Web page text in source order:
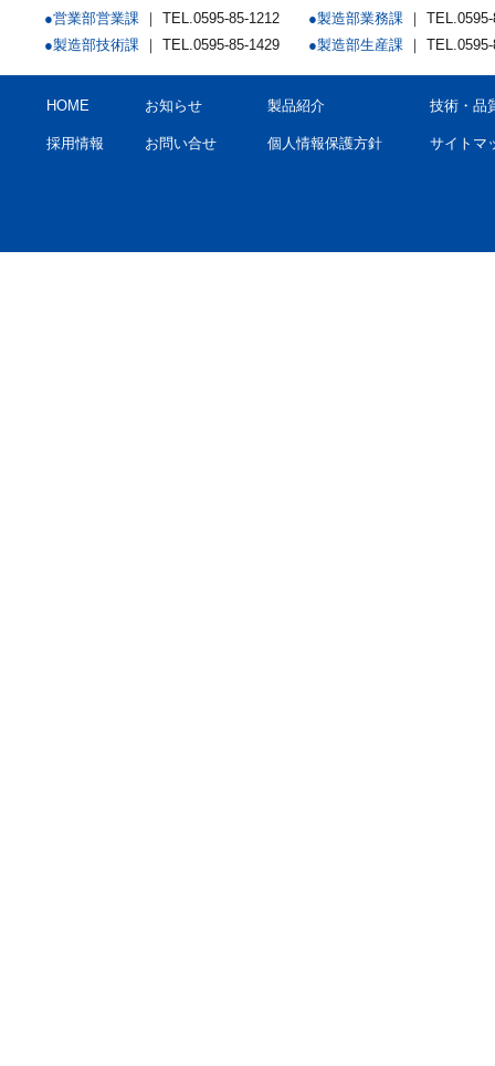
●営業部営業課 ｜ TEL.0595-85-1212 ●製造部業務課 ｜
●製造部技術課 ｜ TEL.0595-85-1429 ●製造部生産課 ｜
HOME お知らせ 製品紹介 技術・品
採用情報 お問い合せ 個人情報保護方針 サイトマ